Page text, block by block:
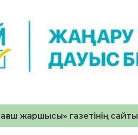
жаршысы» газетінің сайты